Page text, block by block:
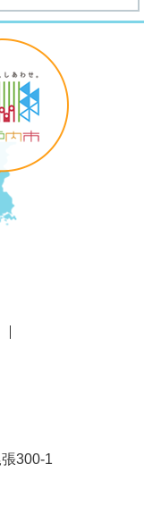
300-1